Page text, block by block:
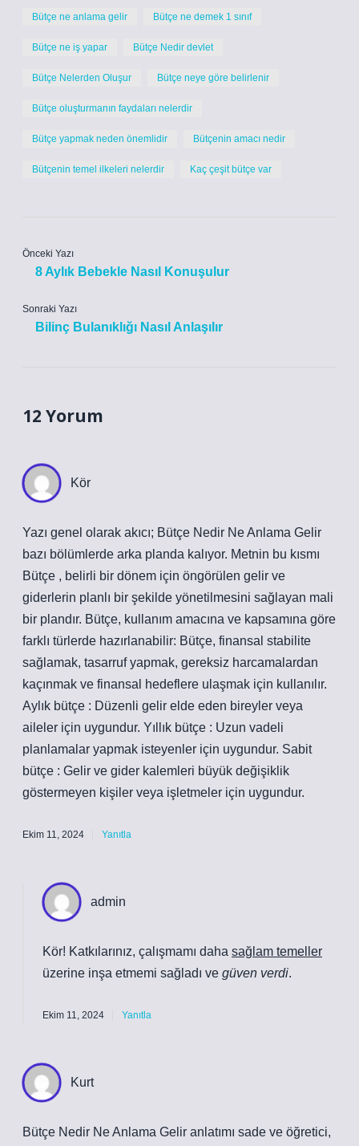
Bütçe ne anlama gelir Bütçe ne demek 1 sınıf
Bütçe ne iş yapar Bütçe Nedir devlet
Bütçe Nelerden Oluşur Bütçe neye göre belirlenir
Bütçe oluşturmanın faydaları nelerdir
Bütçe yapmak neden önemlidir Bütçenin amacı nedir
Bütçenin temel ilkeleri nelerdir Kaç çeşit bütçe var
Önceki Yazı
8 Aylık Bebekle Nasıl Konuşulur
Sonraki Yazı
Bilinç Bulanıklığı Nasıl Anlaşılır
12 Yorum
Kör
Yazı genel olarak akıcı; Bütçe Nedir Ne Anlama Gelir
bazı bölümlerde arka planda kalıyor. Metnin bu kısmı
Bütçe , belirli bir dönem için öngörülen gelir ve
giderlerin planlı bir şekilde yönetilmesini sağlayan mali
bir plandır. Bütçe, kullanım amacına ve kapsamına göre
farklı türlerde hazırlanabilir: Bütçe, finansal stabilite
sağlamak, tasarruf yapmak, gereksiz harcamalardan
kaçınmak ve finansal hedeflere ulaşmak için kullanılır.
Aylık bütçe : Düzenli gelir elde eden bireyler veya
aileler için uygundur. Yıllık bütçe : Uzun vadeli
planlamalar yapmak isteyenler için uygundur. Sabit
bütçe : Gelir ve gider kalemleri büyük değişiklik
göstermeyen kişiler veya işletmeler için uygundur.
Ekim 11, 2024 Yanıtla
admin
Kör! Katkılarınız, çalışmamı daha sağlam temeller
üzerine inşa etmemi sağladı ve güven verdi.
Ekim 11, 2024 Yanıtla
Kurt
Bütçe Nedir Ne Anlama Gelir anlatımı sade ve öğretici,